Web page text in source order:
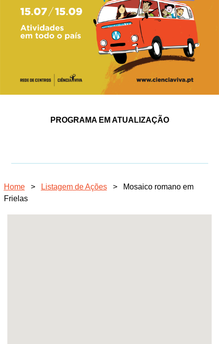
PROGRAMA EM ATUALIZAÇÃO
Home > Listagem de Ações >
Mosaico romano em
Frielas